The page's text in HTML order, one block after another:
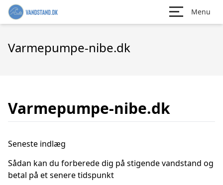
Menu
Varmepumpe-nibe.dk
Varmepumpe-nibe.dk
Seneste indlæg
Sådan kan du forberede dig på stigende vandstand og
betal på et senere tidspunkt